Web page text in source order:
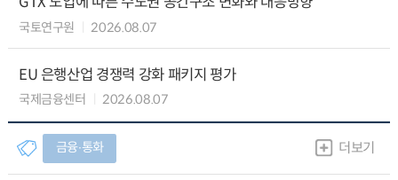
국토연구원 2026.08.07
EU 은행산업 경쟁력 강화 패키지 평가
국제금융센터 2026.08.07
금융∙통화 더보기